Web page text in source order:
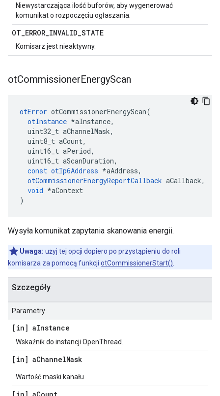
Niewystarczająca ilość buforów, aby wygenerować
komunikat o rozpoczęciu ogłaszania.
OT_ERROR_INVALID_STATE
Komisarz jest nieaktywny.
otCommissionerEnergyScan
otError otCommissionerEnergyScan(
otInstance *aInstance,
uint32_t aChannelMask,
uint8_t aCount,
uint16_t aPeriod,
uint16_t aScanDuration,
const otIp6Address *aAddress,
otCommissionerEnergyReportCallback aCallback,
void *aContext
)
Wysyła komunikat zapytania skanowania energii.
Uwaga: użyj tej opcji dopiero po przystąpieniu do roli
komisarza za pomocą funkcji otCommissionerStart()
Szczegóły
Parametry
[in] aInstance
Wskaźnik do instancji OpenThread.
[in] aChannelMask
Wartość maski kanału.